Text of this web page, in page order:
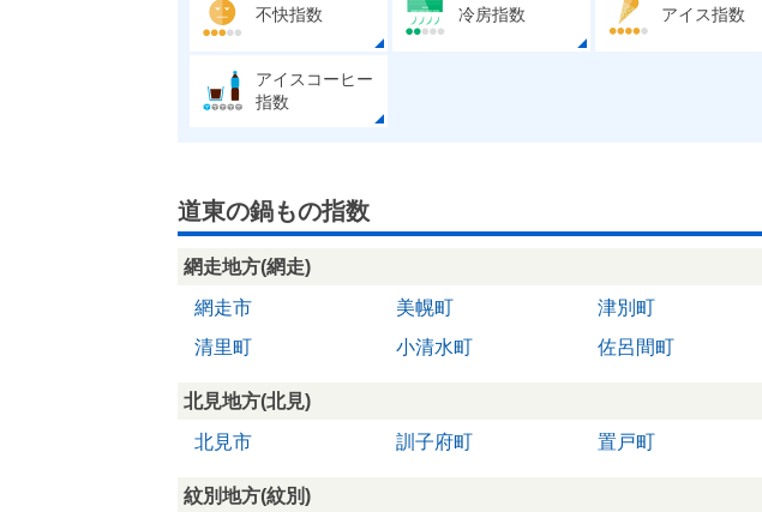
不快指数 冷房指数 アイス指数
アイスコーヒー
指数
道東の鍋もの指数
網走地方(網走)
網走市
美幌町 津別町
清里町
小清水町 佐呂間町
北見地方(北見)
北見市
訓子府町 置戸町
紋別地方(紋別)